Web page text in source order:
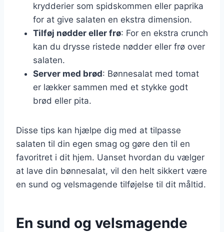
krydderier som spidskommen eller paprika
for at give salaten en ekstra dimension.
Tilføj nødder eller frø: For en ekstra crunch
kan du drysse ristede nødder eller frø over
salaten.
Server med brød: Bønnesalat med tomat
er lækker sammen med et stykke godt
brød eller pita.
Disse tips kan hjælpe dig med at tilpasse
salaten til din egen smag og gøre den til en
favoritret i dit hjem. Uanset hvordan du vælger
at lave din bønnesalat, vil den helt sikkert være
en sund og velsmagende tilføjelse til dit måltid.
En sund og velsmagende